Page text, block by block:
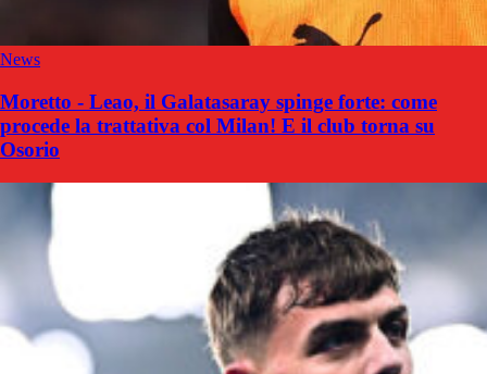
News
Moretto - Leao, il Galatasaray spinge forte: come
procede la trattativa col Milan! E il club torna su
Osorio